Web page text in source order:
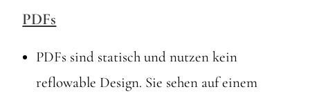
PDFs
PDFs sind statisch und nutzen kein
reflowable Design. Sie sehen auf einem